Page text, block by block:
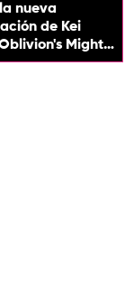
nueva
de Kei
Mighty